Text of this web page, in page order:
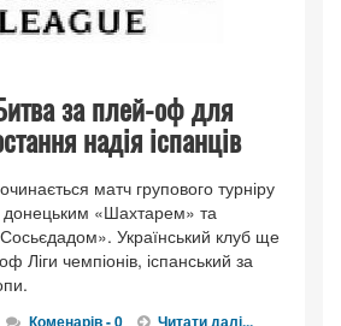
за плей-оф для
надія іспанців
матч групового турніру
донецьким «Шахтарем» та
Український клуб ще
Ліги чемпіонів, іспанський за
Коменарів - 0 Читати далі...